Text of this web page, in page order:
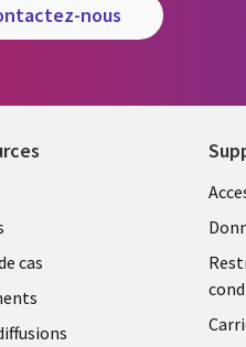
nous
cas